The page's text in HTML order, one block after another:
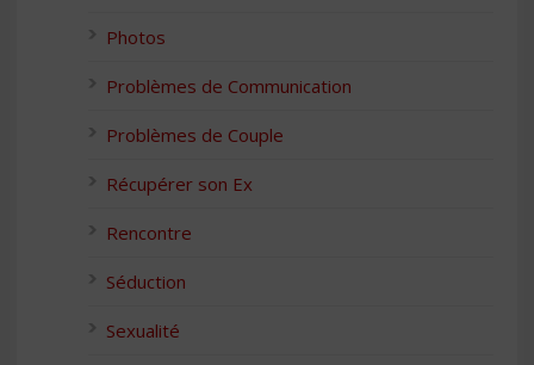
Photos
Problèmes de Communication
Problèmes de Couple
Récupérer son Ex
Rencontre
Séduction
Sexualité